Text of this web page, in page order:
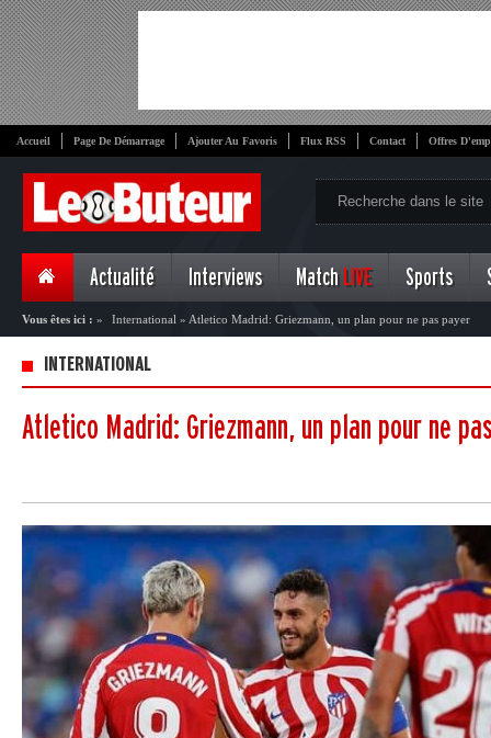
Accueil Page De Démarrage Ajouter Au Favoris Flux RSS Contact Offres
Actualité Interviews Match LIVE Sports
Vous êtes ici : » International » Atletico Madrid: Griezmann, un plan pour ne pas payer
INTERNATIONAL
Atletico Madrid: Griezmann, un plan pour ne